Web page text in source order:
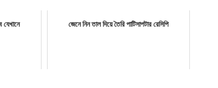
যেখানে জেনে নিন তাল দিয়ে তৈরি পাটিসাপটার রেসিপি